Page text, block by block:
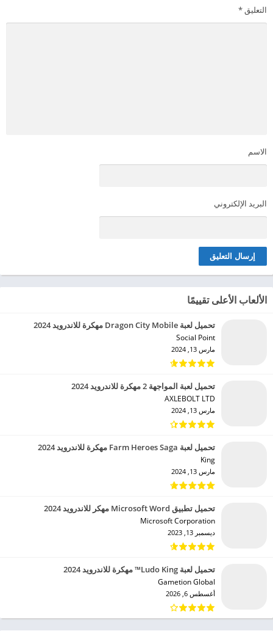
التعليق*
الاسم
البريد الإلكتروني
الألعاب الأعلى تقييمًا
تحميل لعبة Dragon City Mobile مهكرة للاندرويد 2024
Social Point‏
مارس 13, 2024
تحميل لعبة المواجهة 2 مهكرة للاندرويد 2024
AXLEBOLT LTD‏
مارس 13, 2024
تحميل لعبة Farm Heroes Saga مهكرة للاندرويد 2024
King‏
مارس 13, 2024
تحميل تطبيق Microsoft Word مهكر للاندرويد 2024
Microsoft Corporation‏
ديسمبر 13, 2023
تحميل لعبة Ludo King™ مهكرة للاندرويد 2024
Gametion Global‏
أغسطس 6, 2026